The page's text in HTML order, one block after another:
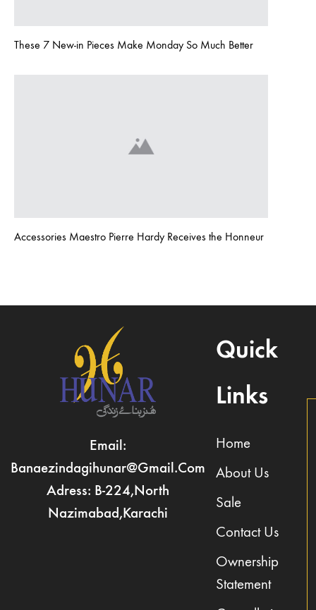
These 7 New-in Pieces Make Monday So Much Better
Accessories Maestro Pierre Hardy Receives the Honneur
Email:
Banaezindagihunar@gmail.com
Adress: B-224,North
Nazimabad,Karachi
Quick
Links
Home
About Us
Sale
Contact Us
Ownership
Statement